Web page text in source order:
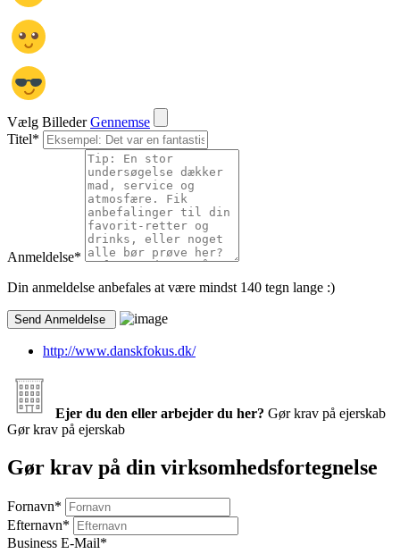
Vælg Billeder Gennemse
Titel*
Anmeldelse*
Din anmeldelse anbefales at være mindst 140 tegn lange :)
http://www.danskfokus.dk/
Ejer du den eller arbejder du her? Gør krav på ejerskab
Gør krav på ejerskab
Gør krav på din virksomhedsfortegnelse
Fornavn*
Efternavn*
Business E-Mail*